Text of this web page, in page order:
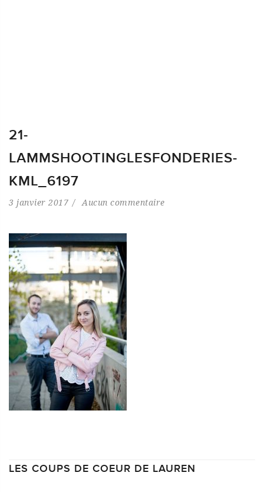
21-
LAMMSHOOTINGLESFONDERIES-
KML_6197
3 janvier 2017 Aucun commentaire
LES COUPS DE COEUR DE LAUREN